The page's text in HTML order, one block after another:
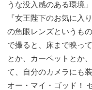
うな没入感のある環境
『女王陛下のお気に入
の魚眼レンズというも
で撮ると、床まで映っ
とか、カーペットとか
て、自分のカメラにも
オー・マイ・ゴッド！